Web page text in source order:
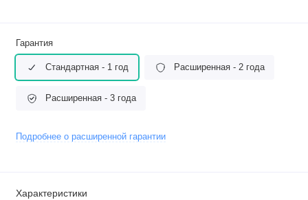
Гарантия
Стандартная - 1 год Расширенная - 2 года
Расширенная - 3 года
Подробнее о расширенной гарантии
Характеристики